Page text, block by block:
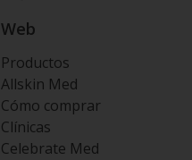
Web
Productos
Allskin Med
Cómo comprar
Clínicas
Celebrate Med